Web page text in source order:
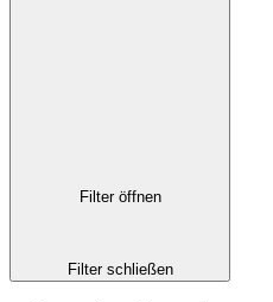
Filter öffnen
Filter schließen